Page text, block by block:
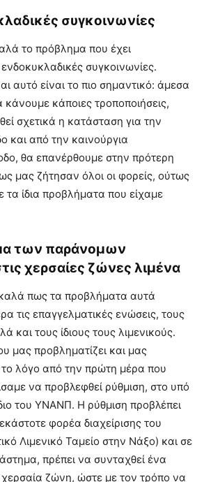
συγκοινωνίες
το πρόβλημα που έχει
ενδοκυκλαδικές συγκοινωνίες.
αυτό είναι το πιο σημαντικό: άμεσα
κάποιες τροποποιήσεις,
σχετικά η κατάσταση για την
και από την καινούργια
θα επανέρθουμε στην πρότερη
μας ζήτησαν όλοι οι φορείς, ούτως
ίδια προβλήματα που είχαμε
των παράνομων
χερσαίες ζώνες λιμένα
πως τα προβλήματα αυτά
τις επαγγελματικές ενώσεις, τους
και τους ίδιους τους λιμενικούς.
μας προβληματίζει και μας
το λόγο από την πρώτη μέρα που
να προβλεφθεί ρύθμιση, στο υπό
του ΥΝΑΝΠ. Η ρύθμιση προβλέπει
φορέα διαχείρισης του
Λιμενικό Ταμείο στην Νάξο) και σε
πρέπει να συνταχθεί ένα
ζώνη, ώστε με τον τρόπο να